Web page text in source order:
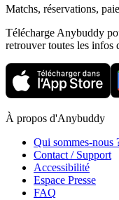
Matchs, réservations,
Télécharge Anybuddy
retrouver toutes les infos
À propos d'Anybuddy
Qui sommes-nous
Contact / Support
Accessibilité
Espace Presse
FAQ